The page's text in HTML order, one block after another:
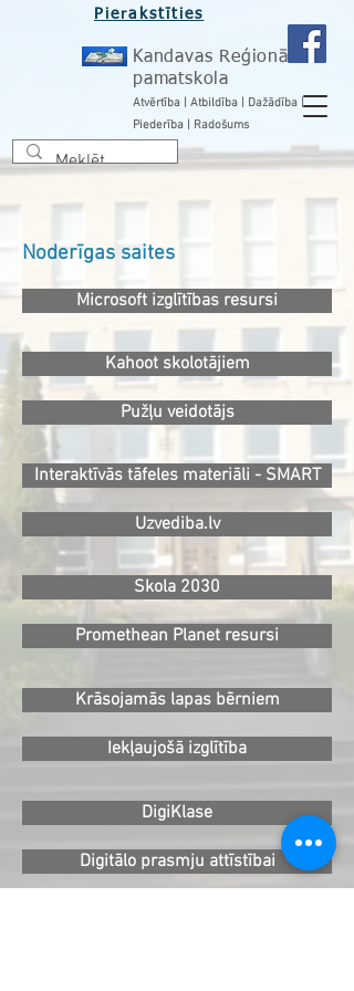
Pierakstīties
Kandavas Reģionālā
pamatskola
Atvērtība | Atbildība | Dažādība |
Piederība | Radošums
Noderīgas saites
Microsoft izglītības resursi
Kahoot skolotājiem
Pužļu veidotājs
Interaktīvās tāfeles materiāli - SMART
Uzvediba.lv
Skola 2030
Promethean Planet resursi
Krāsojamās lapas bērniem
Iekļaujošā izglītība
DigiKlase
Digitālo prasmju attīstībai